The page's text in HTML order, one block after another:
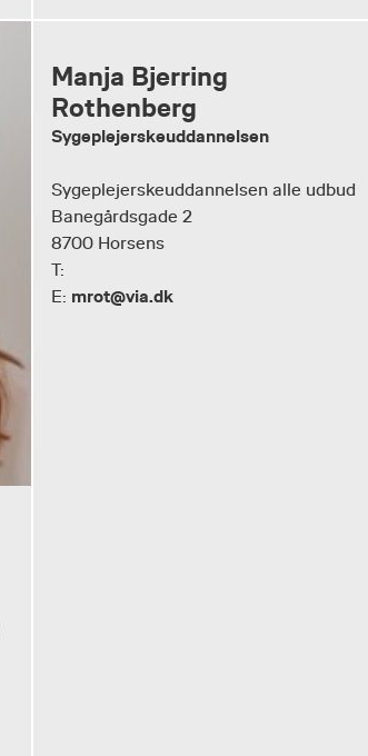
Manja Bjerring
Rothenberg
Sygeplejerskeuddannelsen
Sygeplejerskeuddannelsen alle udbud
Banegårdsgade 2
8700 Horsens
T:
E: mrot@via.dk